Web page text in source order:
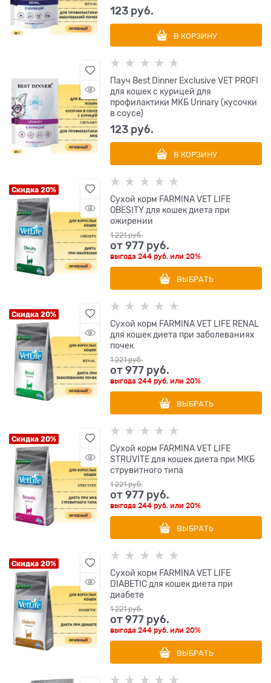
123 руб.
В КОРЗИНУ
Пауч Best Dinner Exclusive VET PROFI
для кошек с курицей для
профилактики МКБ Urinary (кусочки
в соусе)
123 руб.
В КОРЗИНУ
Скидка 20%
Сухой корм FARMINA VET LIFE
OBESITY для кошек диета при
ожирении
1 221 руб.
от977 руб.
выгода244 руб. или20%
ВЫБРАТЬ
Скидка 20%
Сухой корм FARMINA VET LIFE RENAL
для кошек диета при заболеваниях
почек
1 221 руб.
от977 руб.
выгода244 руб. или20%
ВЫБРАТЬ
Скидка 20%
Сухой корм FARMINA VET LIFE
STRUVITE для кошек диета при МКБ
струвитного типа
1 221 руб.
от977 руб.
выгода244 руб. или20%
ВЫБРАТЬ
Скидка 20%
Сухой корм FARMINA VET LIFE
DIABETIC для кошек диета при
диабете
1 221 руб.
от977 руб.
выгода244 руб. или20%
ВЫБРАТЬ